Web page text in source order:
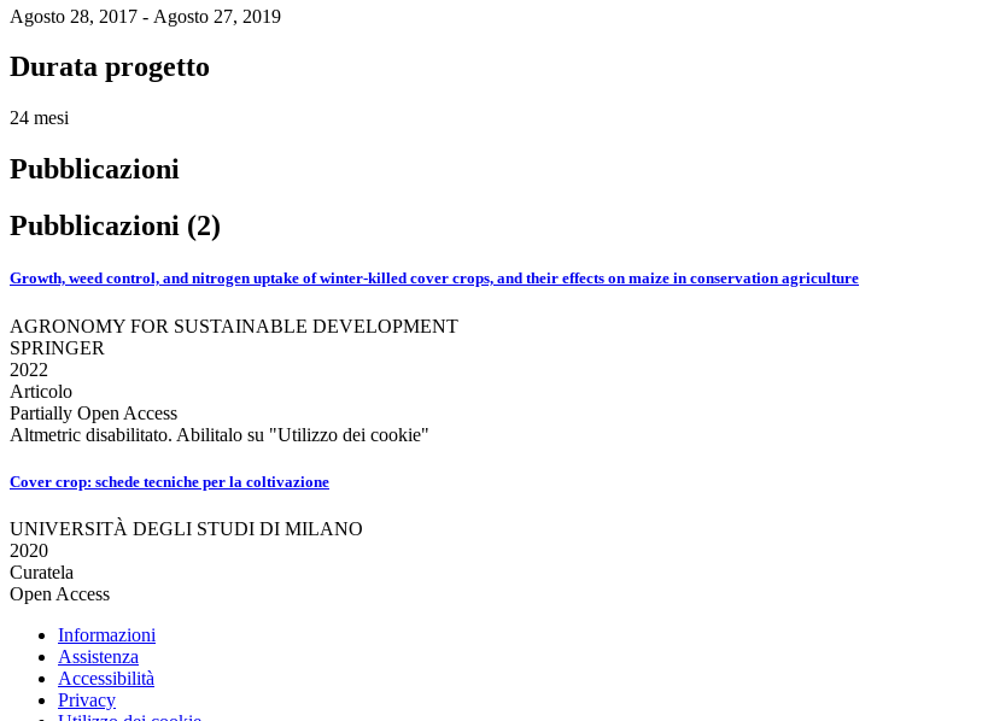
Agosto 28, 2017 - Agosto 27, 2019
Durata progetto
24 mesi
Pubblicazioni
Pubblicazioni (2)
Growth, weed control, and nitrogen uptake of winter‐killed cover crops, and their effects on maize in conservation agriculture
AGRONOMY FOR SUSTAINABLE DEVELOPMENT
SPRINGER
2022
Articolo
Partially Open Access
Altmetric disabilitato. Abilitalo su "Utilizzo dei cookie"
Cover crop: schede tecniche per la coltivazione
UNIVERSITÀ DEGLI STUDI DI MILANO
2020
Curatela
Open Access
Informazioni
Assistenza
Accessibilità
Privacy